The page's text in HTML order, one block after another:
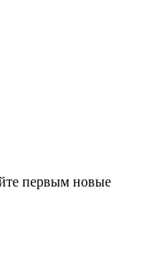
первым новые